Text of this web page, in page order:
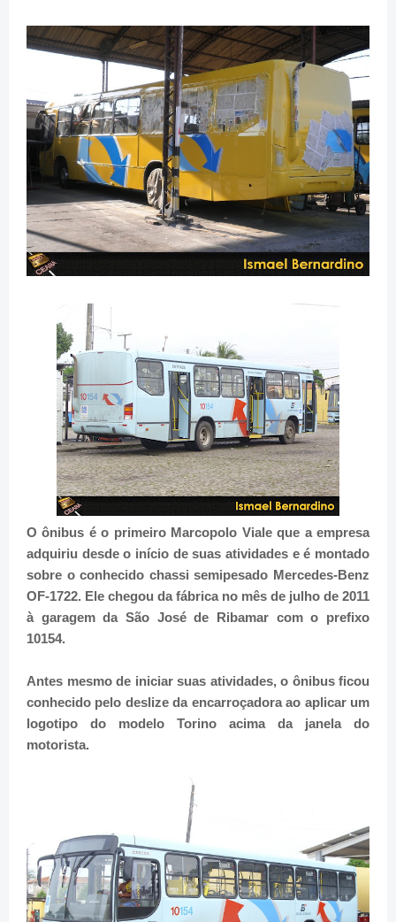
O ônibus é o primeiro Marcopolo Viale que a empresa
adquiriu desde o início de suas atividades e é montado
sobre o conhecido chassi semipesado Mercedes-Benz
OF-1722. Ele chegou da fábrica no mês de julho de 2011
à garagem da São José de Ribamar com o prefixo
10154.
Antes mesmo de iniciar suas atividades, o ônibus ficou
conhecido pelo deslize da encarroçadora ao aplicar um
logotipo do modelo Torino acima da janela do
motorista.